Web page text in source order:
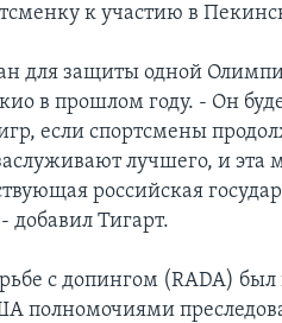
к участию в
для защиты одной
в прошлом году. - Он
если спортсмены
лучшего, и эта
российская
добавил Тигарт.
с допингом (RADA)
полномочиями